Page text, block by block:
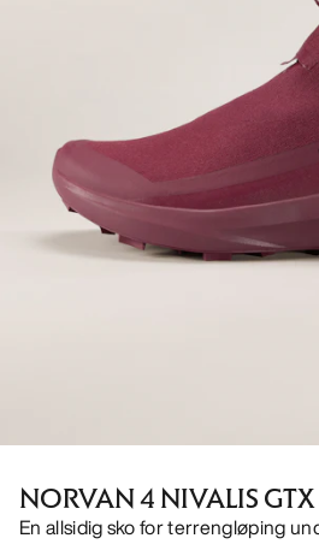
NORVAN 4 NIVALIS
En allsidig sko for terrengløping